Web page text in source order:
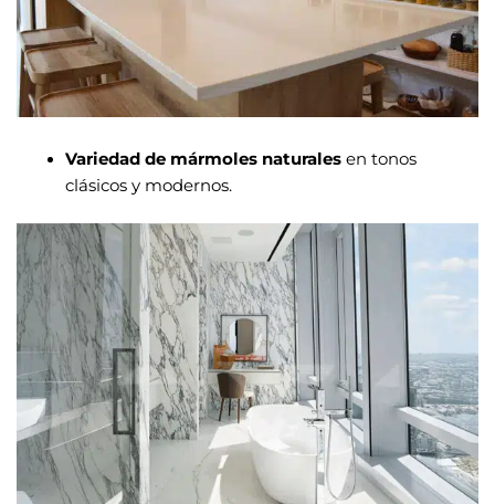
Variedad de mármoles naturalesen tonos
clásicos y modernos.